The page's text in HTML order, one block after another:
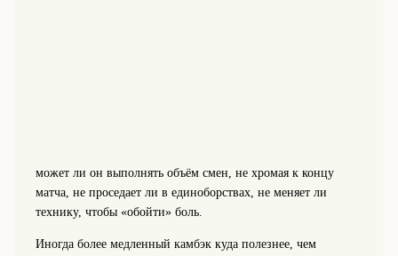
может ли он выполнять объём смен, не хромая к концу
матча, не проседает ли в единоборствах, не меняет ли
технику, чтобы «обойти» боль.
Иногда более медленный камбэк куда полезнее, чем